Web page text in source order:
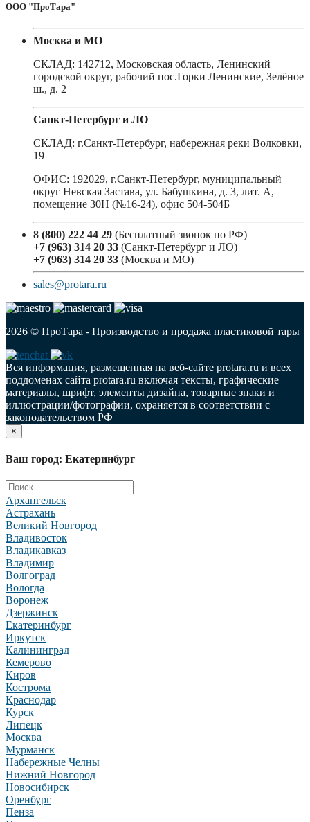
ООО "ПроТара"
Москва и МО
СКЛАД: 142712, Московская область, Ленинский
городской округ, рабочий пос.Горки Ленинские, Зелёное
ш., д. 2
Санкт-Петербург и ЛО
СКЛАД: г.Санкт-Петербург, набережная реки Волковки,
19
ОФИС: 192029, г.Санкт-Петербург, муниципальный
округ Невская Застава, ул. Бабушкина, д. 3, лит. А,
помещение 30Н (№16-24), офис 504-504Б
8 (800) 222 44 29 (Бесплатный звонок по РФ)
+7 (963) 314 20 33 (Санкт-Петербург и ЛО)
+7 (963) 314 20 33 (Москва и МО)
sales@protara.ru
2026 © ПроТара - Производство и продажа пластиковой тары
Вся информация, размещенная на веб-сайте protara.ru и всех
поддоменах сайта protara.ru включая тексты, графические
материалы, шрифт, элементы дизайна, товарные знаки и
иллюстрации/фотографии, охраняется в соответствии с
законодательством РФ
×
Ваш город: Екатеринбург
Архангельск
Астрахань
Великий Новгород
Владивосток
Владикавказ
Владимир
Волгоград
Вологда
Воронеж
Дзержинск
Екатеринбург
Иркутск
Калининград
Кемерово
Киров
Кострома
Краснодар
Курск
Липецк
Москва
Мурманск
Набережные Челны
Нижний Новгород
Новосибирск
Оренбург
Пенза